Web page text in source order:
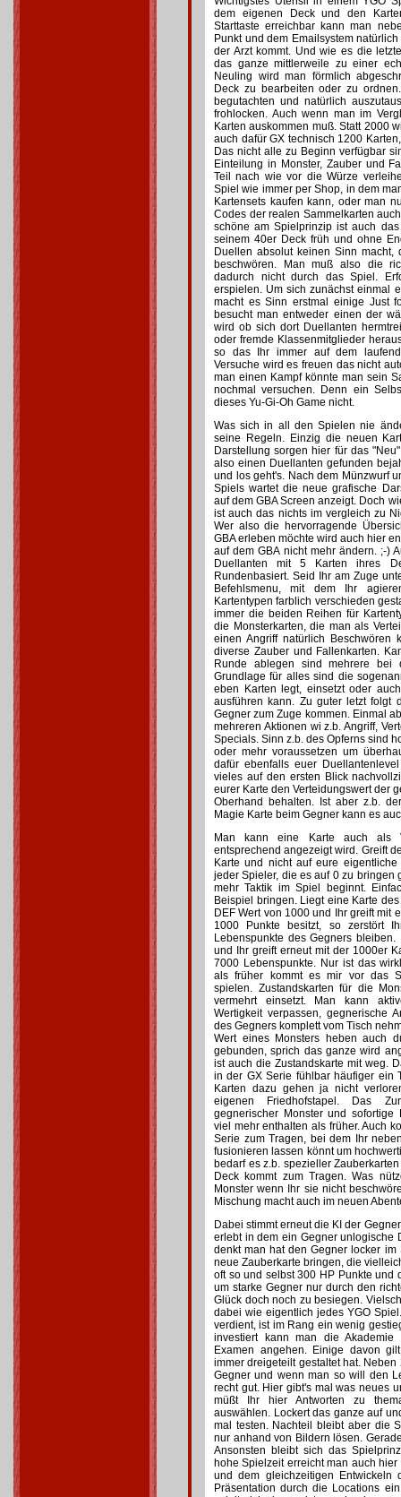
dem eigenen Deck und den
Starttaste erreichbar kann man
Punkt und dem Emailsystem
der Arzt kommt. Und wie es die
das ganze mittlerweile zu einer
Neuling wird man förmlich
Deck zu bearbeiten oder zu
begutachten und natürlich
frohlocken. Auch wenn man im
Karten auskommen muß. Statt 2000
auch dafür GX technisch 1200
Das nicht alle zu Beginn verfügbar
Einteilung in Monster, Zauber und
Teil nach wie vor die Würze
Spiel wie immer per Shop, in dem
Kartensets kaufen kann, oder man
Codes der realen Sammelkarten
schöne am Spielprinzip ist auch
seinem 40er Deck früh und ohne
Duellen absolut keinen Sinn
beschwören. Man muß also die
dadurch nicht durch das Spiel.
erspielen. Um sich zunächst einmal
macht es Sinn erstmal einige Just
besucht man entweder einen der
wird ob sich dort Duellanten
oder fremde Klassenmitglieder
so das Ihr immer auf dem
Versuche wird es freuen das nicht
man einen Kampf könnte man sein
nochmal versuchen. Denn ein
dieses Yu-Gi-Oh Game nicht.
Was sich in all den Spielen nie
seine Regeln. Einzig die neuen
Darstellung sorgen hier für das
also einen Duellanten gefunden
und los geht's. Nach dem Münzwurf
Spiels wartet die neue grafische
auf dem GBA Screen anzeigt. Doch
ist auch das nichts im vergleich zu
Wer also die hervorragende
GBA erleben möchte wird auch hier
auf dem GBA nicht mehr ändern. ;-)
Duellanten mit 5 Karten ihres
Rundenbasiert. Seid Ihr am Zuge
Befehlsmenu, mit dem Ihr
Kartentypen farblich verschieden
immer die beiden Reihen für
die Monsterkarten, die man als
einen Angriff natürlich
diverse Zauber und Fallenkarten.
Runde ablegen sind mehrere bei
Grundlage für alles sind die
eben Karten legt, einsetzt oder
ausführen kann. Zu guter letzt folgt
Gegner zum Zuge kommen. Einmal
mehreren Aktionen wi z.b. Angriff,
Specials. Sinn z.b. des Opferns sind
oder mehr voraussetzen um
dafür ebenfalls euer
vieles auf den ersten Blick
eurer Karte den Verteidungswert der
Oberhand behalten. Ist aber z.b.
Magie Karte beim Gegner kann es
Man kann eine Karte auch als
entsprechend angezeigt wird. Greift
Karte und nicht auf eure
jeder Spieler, die es auf 0 zu bringen
mehr Taktik im Spiel beginnt.
Beispiel bringen. Liegt eine Karte
DEF Wert von 1000 und Ihr greift mit
1000 Punkte besitzt, so zerstört
Lebenspunkte des Gegners
und Ihr greift erneut mit der 1000er
7000 Lebenspunkte. Nur ist das
als früher kommt es mir vor das
spielen. Zustandskarten für die
vermehrt einsetzt. Man kann
Wertigkeit verpassen, gegnerische
des Gegners komplett vom Tisch
Wert eines Monsters heben auch
gebunden, sprich das ganze wird
ist auch die Zustandskarte mit weg.
in der GX Serie fühlbar häufiger ein
Karten dazu gehen ja nicht
eigenen Friedhofstapel. Das
gegnerischer Monster und
viel mehr enthalten als früher. Auch
Serie zum Tragen, bei dem Ihr
fusionieren lassen könnt um
bedarf es z.b. spezieller
Deck kommt zum Tragen. Was
Monster wenn Ihr sie nicht
Mischung macht auch im neuen
Dabei stimmt erneut die KI der
erlebt in dem ein Gegner unlogische
denkt man hat den Gegner locker
neue Zauberkarte bringen, die
oft so und selbst 300 HP Punkte und
um starke Gegner nur durch den
Glück doch noch zu besiegen.
dabei wie eigentlich jedes YGO
verdient, ist im Rang ein wenig
investiert kann man die
Examen angehen. Einige davon
immer dreigeteilt gestaltet hat.
Gegner und wenn man so will den
recht gut. Hier gibt's mal was neues
müßt Ihr hier Antworten zu
auswählen. Lockert das ganze auf
mal testen. Nachteil bleibt aber die
nur anhand von Bildern lösen.
Ansonsten bleibt sich das
hohe Spielzeit erreicht man auch
und dem gleichzeitigen
Präsentation durch die Locations